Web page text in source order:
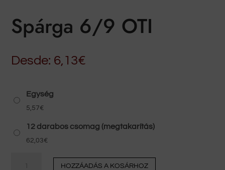
Spárga 6/9 OTI
Desde: 6,13€
Egység
5,57€
12 darabos csomag (megtakarítás)
62,03€
HOZZÁADÁS A KOSÁRHOZ